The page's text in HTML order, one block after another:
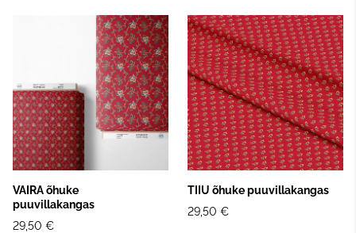
VAIRA õhuke
puuvillakangas
29,50 €
TIIU õhuke puuvillakangas
29,50 €